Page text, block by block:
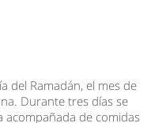
del Ramadán, el mes de
Durante tres días se
acompañada de comidas